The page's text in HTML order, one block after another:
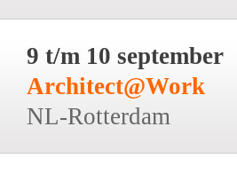
9 t/m 10 september
Architect@Work
NL-Rotterdam